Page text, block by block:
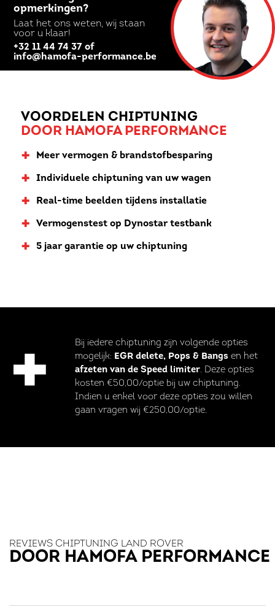
opmerkingen?
Laat het ons weten, wij staan
voor u klaar!
+32 11 44 74 37 of
info@hamofa-performance.be
VOORDELEN CHIPTUNING
DOOR HAMOFA PERFORMANCE
+ Meer vermogen & brandstofbesparing
+ Individuele chiptuning van uw wagen
+ Real-time beelden tijdens installatie
+ Vermogenstest op Dynostar testbank
+ 5 jaar garantie op uw chiptuning
Bij iedere chiptuning zijn volgende opties
mogelijk: EGR delete, Pops & Bangs en het
afzeten van de Speed limiter. Deze opties
kosten €50,00/optie bij uw chiptuning.
Indien u enkel voor deze opties zou willen
gaan vragen wij €250,00/optie.
REVIEWS CHIPTUNING LAND ROVER
DOOR HAMOFA PERFORMANCE